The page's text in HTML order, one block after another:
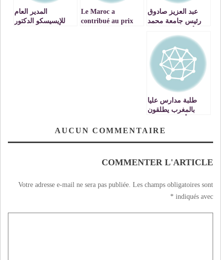
عبد العزيز صادوق
رئيس جامعة محمد
صاحب الجلالة بالسنة
الميلادية الجديدة
Le Maroc a
contribué au prix
المدير العام
للإيسيسكو الدكتور
طلبة مدارس عليا
بالمغرب يطلقون
AUCUN COMMENTAIRE
COMMENTER L'ARTICLE
Votre adresse e-mail ne sera pas publiée. Les champs obligatoires sont
indiqués avec
*